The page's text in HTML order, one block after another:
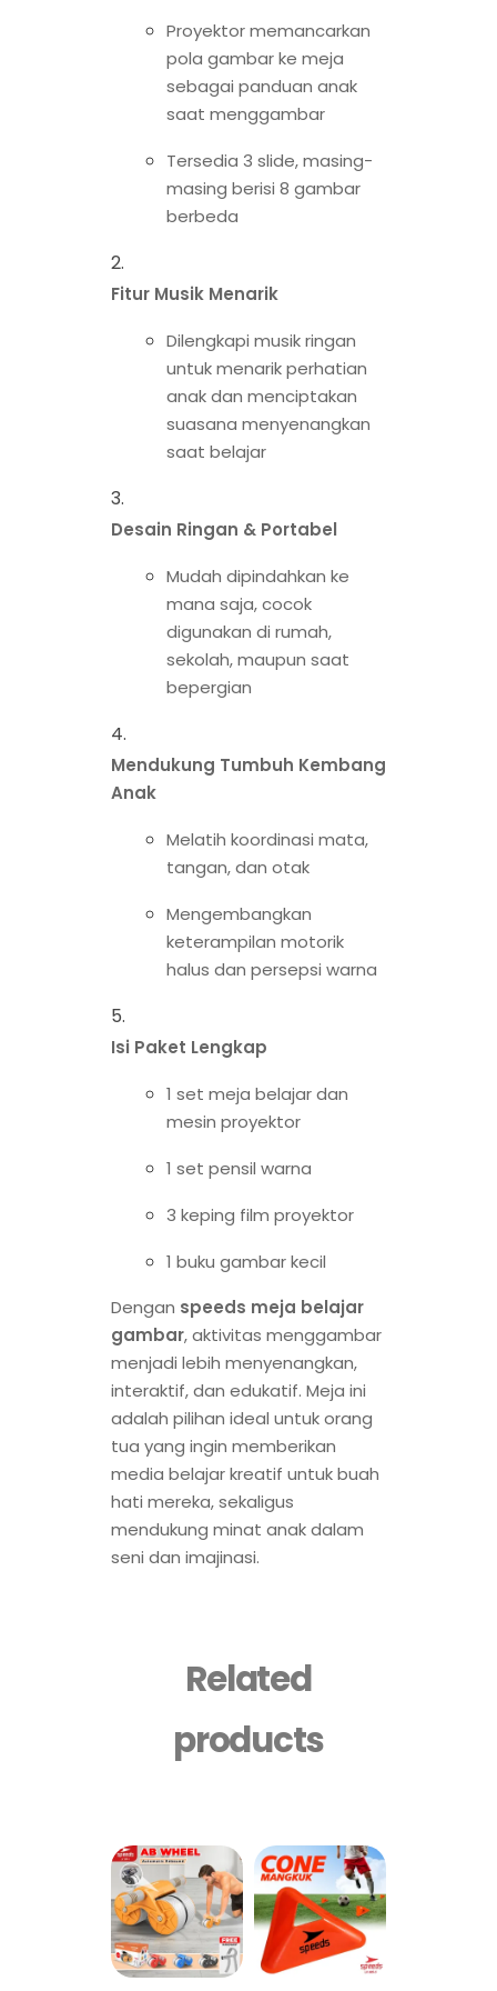
Proyektor memancarkan
pola gambar ke meja
sebagai panduan anak
saat menggambar
Tersedia 3 slide, masing-
masing berisi 8 gambar
berbeda
Fitur Musik Menarik
Dilengkapi musik ringan
untuk menarik perhatian
anak dan menciptakan
suasana menyenangkan
saat belajar
Desain Ringan & Portabel
Mudah dipindahkan ke
mana saja, cocok
digunakan di rumah,
sekolah, maupun saat
bepergian
Mendukung Tumbuh Kembang
Anak
Melatih koordinasi mata,
tangan, dan otak
Mengembangkan
keterampilan motorik
halus dan persepsi warna
Isi Paket Lengkap
1 set meja belajar dan
mesin proyektor
1 set pensil warna
3 keping film proyektor
1 buku gambar kecil
Dengan speeds meja belajar
gambar, aktivitas menggambar
menjadi lebih menyenangkan,
interaktif, dan edukatif. Meja ini
adalah pilihan ideal untuk orang
tua yang ingin memberikan
media belajar kreatif untuk buah
hati mereka, sekaligus
mendukung minat anak dalam
seni dan imajinasi.
Related
products